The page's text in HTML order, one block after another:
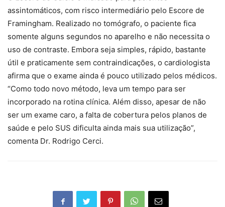
assintomáticos, com risco intermediário pelo Escore de
Framingham. Realizado no tomógrafo, o paciente fica
somente alguns segundos no aparelho e não necessita o
uso de contraste. Embora seja simples, rápido, bastante
útil e praticamente sem contraindicações, o cardiologista
afirma que o exame ainda é pouco utilizado pelos médicos.
“Como todo novo método, leva um tempo para ser
incorporado na rotina clínica. Além disso, apesar de não
ser um exame caro, a falta de cobertura pelos planos de
saúde e pelo SUS dificulta ainda mais sua utilização”,
comenta Dr. Rodrigo Cerci.